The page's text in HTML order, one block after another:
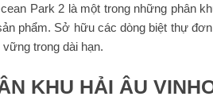
Park 2 là một trong những phân
phẩm. Sở hữu các dòng biệt thự
trong dài hạn.
KHU HẢI ÂU